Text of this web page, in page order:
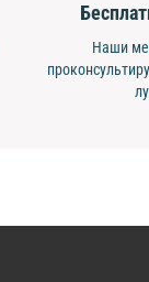
Наши